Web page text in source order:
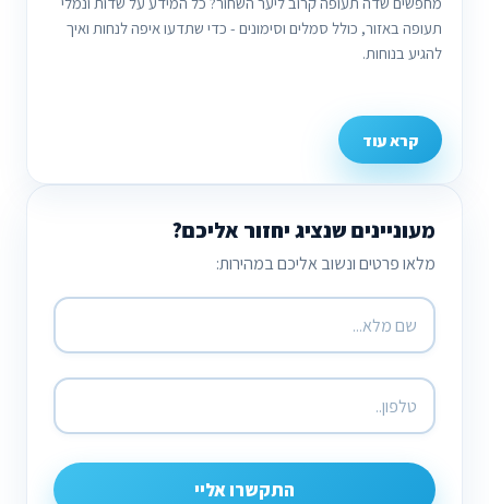
תעופה באזור, כולל סמלים וסימונים - כדי שתדעו איפה לנחות ואיך
להגיע בנוחות.
קרא עוד
מעוניינים שנציג יחזור אליכם?
מלאו פרטים ונשוב אליכם במהירות:
התקשרו אליי